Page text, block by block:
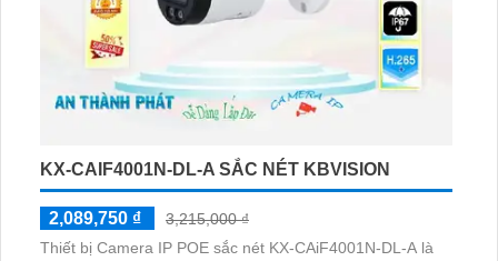
KX-CAIF4001N-DL-A SẮC NÉT KBVISION
2,089,750 ₫
3,215,000 ₫
Thiết bị Camera IP POE sắc nét KX-CAiF4001N-DL-A là